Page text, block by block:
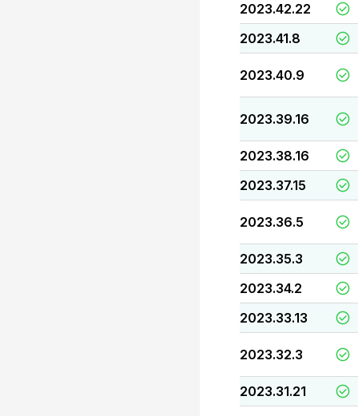
2023.42.22
2023.41.8
2023.40.9
2023.39.16
2023.38.16
2023.37.15
2023.36.5
2023.35.3
2023.34.2
2023.33.13
2023.32.3
2023.31.21